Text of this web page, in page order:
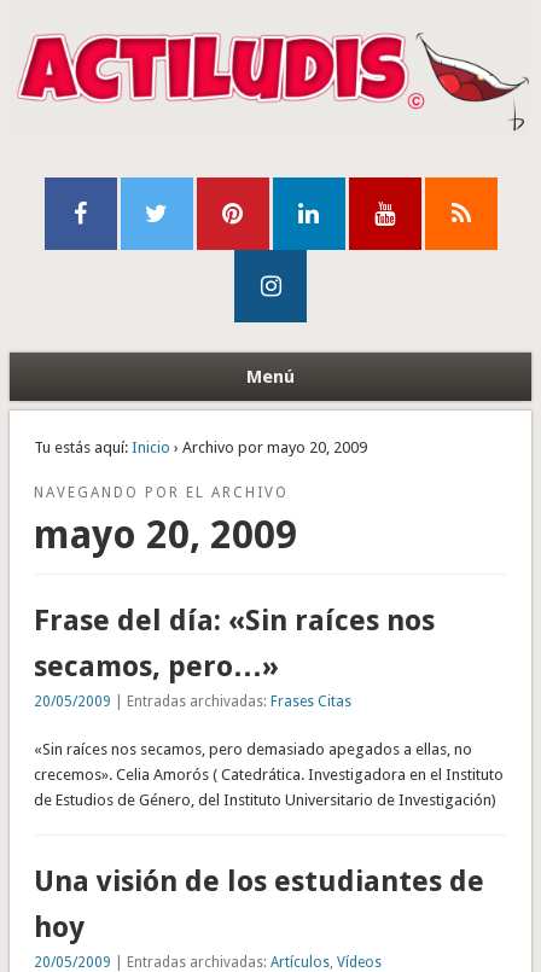
Menú
Tu estás aquí: Inicio › Archivo por mayo 20, 2009
NAVEGANDO POR EL ARCHIVO
mayo 20, 2009
Frase del día: «Sin raíces nos
secamos, pero…»
20/05/2009 | Entradas archivadas: Frases Citas
«Sin raíces nos secamos, pero demasiado apegados a ellas, no
crecemos». Celia Amorós ( Catedrática. Investigadora en el Instituto
de Estudios de Género, del Instituto Universitario de Investigación)
Una visión de los estudiantes de
hoy
20/05/2009 | Entradas archivadas: Artículos, Vídeos